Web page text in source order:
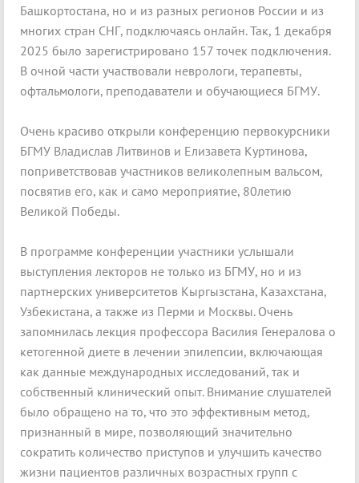
Башкортостана, но и из разных регионов России и из
многих стран СНГ, подключаясь онлайн. Так, 1 декабря
2025 было зарегистрировано 157 точек подключения.
В очной части участвовали неврологи, терапевты,
офтальмологи, преподаватели и обучающиеся БГМУ.
Очень красиво открыли конференцию первокурсники
БГМУ Владислав Литвинов и Елизавета Куртинова,
поприветствовав участников великолепным вальсом,
посвятив его, как и само мероприятие, 80летию
Великой Победы.
В программе конференции участники услышали
выступления лекторов не только из БГМУ, но и из
партнерских университетов Кыргызстана, Казахстана,
Узбекистана, а также из Перми и Москвы. Очень
запомнилась лекция профессора Василия Генералова о
кетогенной диете в лечении эпилепсии, включающая
как данные международных исследований, так и
собственный клинический опыт. Внимание слушателей
было обращено на то, что это эффективным метод,
признанный в мире, позволяющий значительно
сократить количество приступов и улучшить качество
жизни пациентов различных возрастных групп с